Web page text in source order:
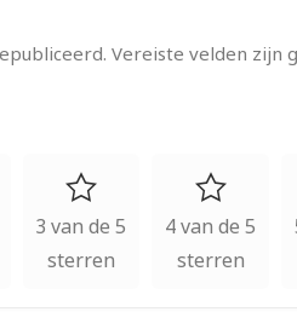
Vereiste velden zijn
3 van de 5
sterren
4 van de 5
sterren